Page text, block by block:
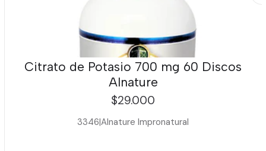
Citrato de Potasio 700 mg 60 Discos
Alnature
$29.000
3346|Alnature Impronatural